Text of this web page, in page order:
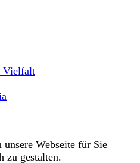
Vielfalt
Webseite für Sie
zu gestalten.